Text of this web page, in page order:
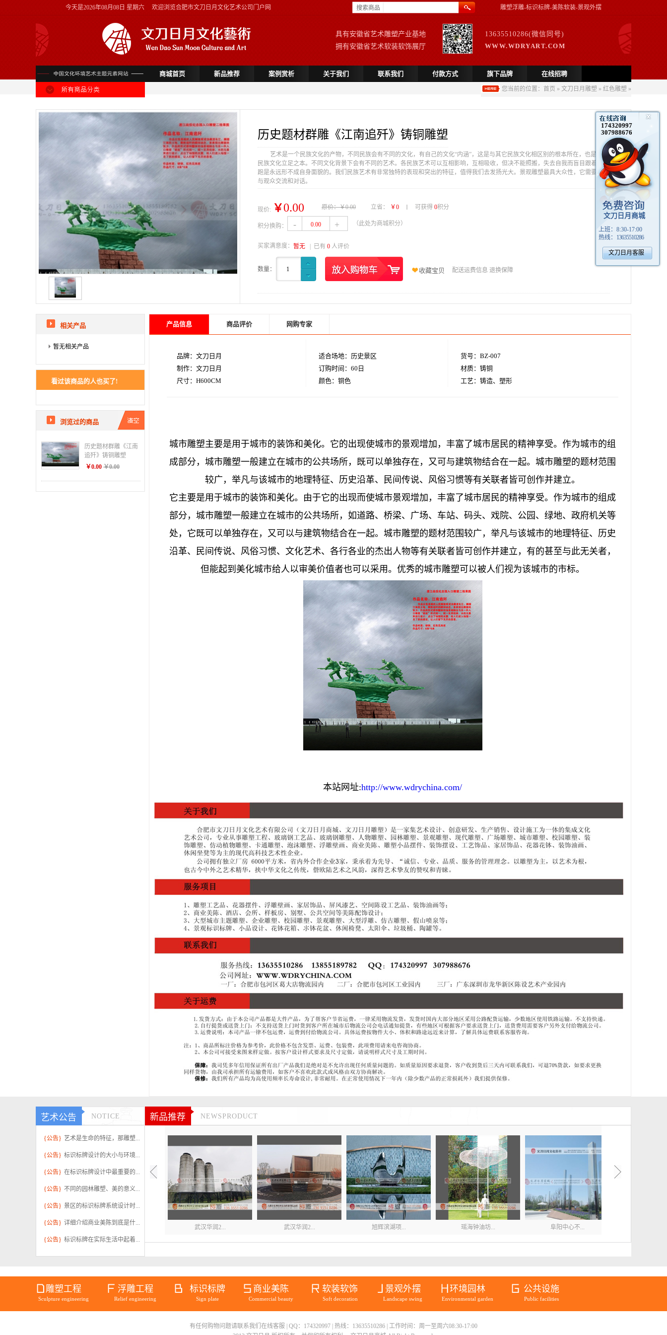
174320997
307988676
文刀日月商城
上班： 8:30-17:00
热线： 13635510286
文刀日月客服
今天是2026年08月08日 星期六 欢迎浏览合肥市文刀日月文化艺术公司门户网 雕塑浮雕-标识标牌-美陈软装-景观外摆
搜索商品
具有安徽省艺术雕塑产业基地
拥有安徽省艺术软装软饰展厅
13635510286(微信同号)
WWW.WDRYART.COM
商城首页 新品推荐 案例赏析 关于我们 联系我们 付款方式 旗下品牌 在线招聘
您当前的位置： 首页 » 文刀日月雕塑 » 红色雕塑 »
历史题材群雕《江南追歼》铸铜雕塑
艺术是一个民族文化的产物，不同民族会有不同的文化，有自己的文化“内涵”，这是与其它民族文化相区别的根本所在，也是不同
民族文化立足之本。不同文化背景下会有不同的艺术。各民族艺术可以互相影响，互相吸收，但决不能照搬，失去自我而盲目跟着别人
跑是永远形不成自身面貌的。我们民族艺术有非常独特的表现和突出的特征，值得我们去发扬光大。景观雕塑最具大众性，它需要充分
与观众交流和对话。
现价: ￥0.00 原价：￥0.00 立省： ￥0 可获得 0积分
积分换购： - 0.00 + （此处为商城积分）
买家满意度： 暂无 | 已有 0 人评价
数量： 1 收藏宝贝 配送运费信息 退换保障
相关产品
暂无相关产品
看过该商品的人也买了!
浏览过的商品
历史题材群雕《江南
追歼》铸铜雕塑
￥0.00 ￥0.00
产品信息 商品评价 网购专家
品牌：文刀日月
制作：文刀日月
尺寸：H600CM
适合场地：历史景区
订购时间：60日
颜色：铜色
货号：BZ-007
材质：铸铜
工艺：铸造、塑形
城市雕塑主要是用于城市的装饰和美化。它的出现使城市的景观增加，丰富了城市居民的精神享受。作为城市的组
成部分，城市雕塑一般建立在城市的公共场所，既可以单独存在，又可与建筑物结合在一起。城市雕塑的题材范围
较广，举凡与该城市的地理特征、历史沿革、民间传说、风俗习惯等有关联者皆可创作并建立。
它主要是用于城市的装饰和美化。由于它的出现而使城市景观增加，丰富了城市居民的精神享受。作为城市的组成
部分，城市雕塑一般建立在城市的公共场所，如道路、桥梁、广场、车站、码头、戏院、公园、绿地、政府机关等
处，它既可以单独存在，又可以与建筑物结合在一起。城市雕塑的题材范围较广，举凡与该城市的地理特征、历史
沿革、民间传说、风俗习惯、文化艺术、各行各业的杰出人物等有关联者皆可创作并建立，有的甚至与此无关者，
但能起到美化城市给人以审美价值者也可以采用。优秀的城市雕塑可以被人们视为该城市的市标。
本站网址:http://www.wdrychina.com/
艺术公告 NOTICE
{公告} 艺术是生命的特征，那雕塑...
{公告} 标识标牌设计的大小与环境...
{公告} 在标识标牌设计中最重要的...
{公告} 不同的园林雕塑、美的意义...
{公告} 景区的标识标牌系统设计时...
{公告} 详细介绍商业美陈到底是什...
{公告} 标识标牌在实际生活中起着...
新品推荐 NEWSPRODUCT
武汉华润2... 武汉华润2... 旭辉滨湖项... 瑶海钟油坊... 阜阳中心不...
不锈钢雕塑...
雕塑工程
Sculpture engineering
浮雕工程
Relief engineering
标识标牌
Sign plate
商业美陈
Commercial beauty
软装软饰
Soft decoration
景观外摆
Landscape swing
环境园林
Environmental garden
公共设施
Public facilities
有任何购物问题请联系我们在线客服 | QQ：174320997 | 热线：13635510286 | 工作时间：周一至周六08:30-17:00